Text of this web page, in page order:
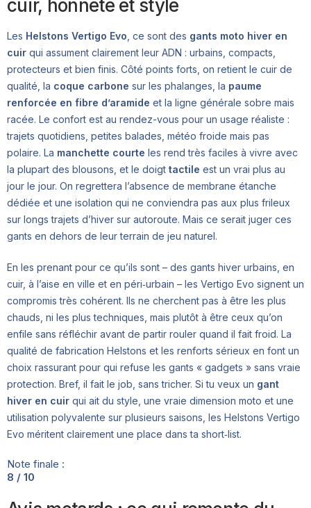
cuir, honnête et stylé
Les Helstons Vertigo Evo, ce sont des gants moto hiver en
cuir qui assument clairement leur ADN : urbains, compacts,
protecteurs et bien finis. Côté points forts, on retient le cuir de
qualité, la coque carbone sur les phalanges, la paume
renforcée en fibre d’aramide et la ligne générale sobre mais
racée. Le confort est au rendez-vous pour un usage réaliste :
trajets quotidiens, petites balades, météo froide mais pas
polaire. La manchette courte les rend très faciles à vivre avec
la plupart des blousons, et le doigt tactile est un vrai plus au
jour le jour. On regrettera l’absence de membrane étanche
dédiée et une isolation qui ne conviendra pas aux plus frileux
sur longs trajets d’hiver sur autoroute. Mais ce serait juger ces
gants en dehors de leur terrain de jeu naturel.
En les prenant pour ce qu’ils sont – des gants hiver urbains, en
cuir, à l’aise en ville et en péri‑urbain – les Vertigo Evo signent un
compromis très cohérent. Ils ne cherchent pas à être les plus
chauds, ni les plus techniques, mais plutôt à être ceux qu’on
enfile sans réfléchir avant de partir rouler quand il fait froid. La
qualité de fabrication Helstons et les renforts sérieux en font un
choix rassurant pour qui refuse les gants « gadgets » sans vraie
protection. Bref, il fait le job, sans tricher. Si tu veux un gant
hiver en cuir qui ait du style, une vraie dimension moto et une
utilisation polyvalente sur plusieurs saisons, les Helstons Vertigo
Evo méritent clairement une place dans ta short‑list.
Note finale :
8 / 10